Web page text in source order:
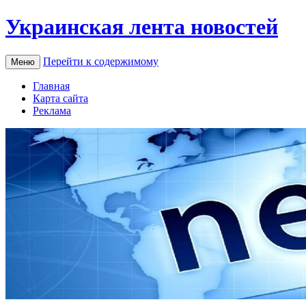
Украинская лента новостей
Меню Перейти к содержимому
Главная
Карта сайта
Реклама